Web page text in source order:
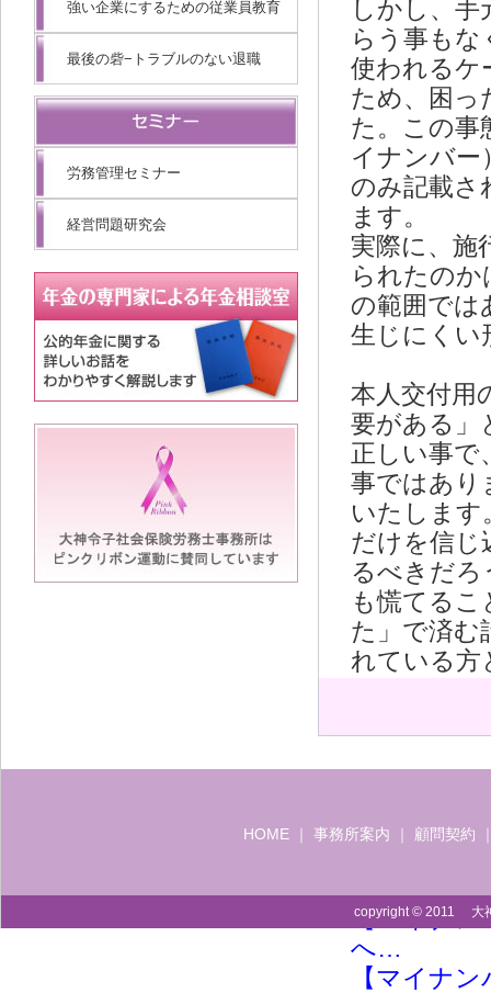
強い企業にするための従業員教育
最後の砦−トラブルのない退職
労務管理セミナー
経営問題研究会
しかし、
らう事も
使われるケ
ため、困っ
た。この事
イナンバー
のみ記載さ
ます。
実際に、施
られたの
の範囲では
生じにくい
本人交付用
要がある」
正しい事で
事ではあり
いたします
だけを信じ
るべきだろ
も慌てる
た」で済む
れている方
【マイナン
【マイナン
へ…
【マイナ
HOME 事務所案内 顧問契約
copyright © 2011 大